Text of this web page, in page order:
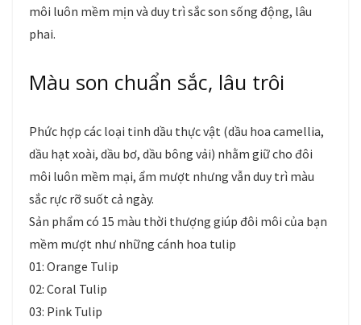
môi luôn mềm mịn và duy trì sắc son sống động, lâu
phai.
Màu son chuẩn sắc, lâu trôi
Phức hợp các loại tinh dầu thực vật (dầu hoa camellia,
dầu hạt xoài, dầu bơ, dầu bông vải) nhằm giữ cho đôi
môi luôn mềm mại, ẩm mượt nhưng vẫn duy trì màu
sắc rực rỡ suốt cả ngày.
Sản phẩm có 15 màu thời thượng giúp đôi môi của bạn
mềm mượt như những cánh hoa tulip
01: Orange Tulip
02: Coral Tulip
03: Pink Tulip